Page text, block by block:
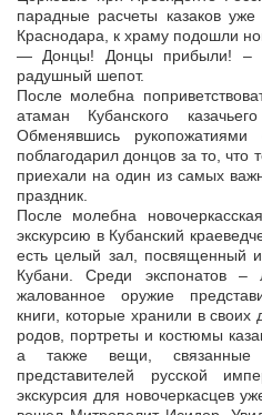
парадные расчеты казаков
Краснодара, к храму подошли
— Донцы! Донцы прибыли! –
радушный шепот.
После молебна
атаман Кубанского
Обменявшись
поблагодарил донцов за то, что
приехали на один из самых
праздник.
После молебна
экскурсию в Кубанский
есть целый зал, посвященный
Кубани. Среди экспонатов
жалованное оружие
книги, которые хранили в своих
родов, портреты и костюмы
а также вещи,
представителей русской
экскурсия для новочеркасцев